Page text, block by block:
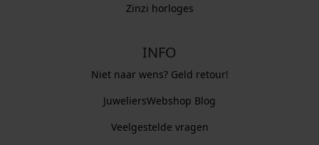
Zinzi horloges
INFO
Niet naar wens? Geld retour!
JuweliersWebshop Blog
Veelgestelde vragen